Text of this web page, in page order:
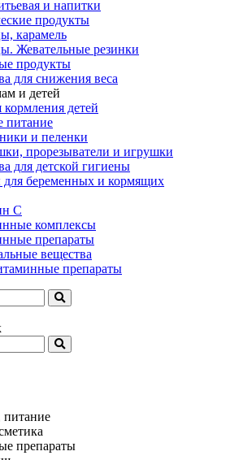
и напитки
продукты
карамель
Жевательные резинки
продукты
для снижения веса
и детей
кормления детей
питание
и пеленки
прорезыватели и игрушки
для детской гигиены
для беременных и кормящих
С
комплексы
препараты
вещества
препараты
питание
препараты